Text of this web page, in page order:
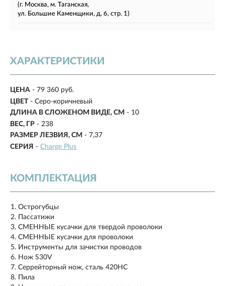
(г. Москва, м. Таганская,
ул. Большие Каменщики, д. 6, стр. 1)
ХАРАКТЕРИСТИКИ
ЦЕНА - 79 360 руб.
ЦВЕТ - Серо-коричневый
ДЛИНА В СЛОЖЕНОМ ВИДЕ, СМ - 10
ВЕС, ГР - 238
РАЗМЕР ЛЕЗВИЯ, СМ - 7,37
СЕРИЯ - Charge Plus
КОМПЛЕКТАЦИЯ
Острогубцы
Пассатижи
СМЕННЫЕ кусачки для твердой проволоки
СМЕННЫЕ кусачки для проволоки
Инструменты для зачистки проводов
Нож S30V
Серрейторный нож, сталь 420HC
Пила